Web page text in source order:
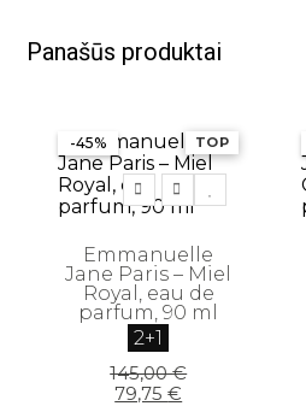
Panašūs produktai
-45% TOP
Emmanuelle
Jane Paris – Miel
Royal, eau de
parfum, 90 ml
2+1
145,00€
Original
price
79,75€
Current
price